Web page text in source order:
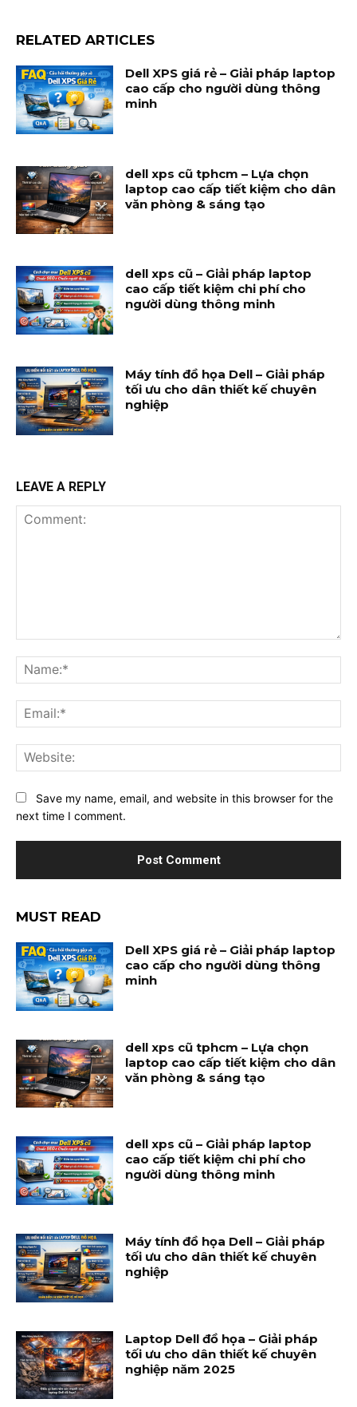
RELATED ARTICLES
Dell XPS giá rẻ – Giải pháp laptop
cao cấp cho người dùng thông
minh
dell xps cũ tphcm – Lựa chọn
laptop cao cấp tiết kiệm cho dân
văn phòng & sáng tạo
dell xps cũ – Giải pháp laptop
cao cấp tiết kiệm chi phí cho
người dùng thông minh
Máy tính đồ họa Dell – Giải pháp
tối ưu cho dân thiết kế chuyên
nghiệp
LEAVE A REPLY
Save my name, email, and website in this browser for the
next time I comment.
MUST READ
Dell XPS giá rẻ – Giải pháp laptop
cao cấp cho người dùng thông
minh
dell xps cũ tphcm – Lựa chọn
laptop cao cấp tiết kiệm cho dân
văn phòng & sáng tạo
dell xps cũ – Giải pháp laptop
cao cấp tiết kiệm chi phí cho
người dùng thông minh
Máy tính đồ họa Dell – Giải pháp
tối ưu cho dân thiết kế chuyên
nghiệp
Laptop Dell đồ họa – Giải pháp
tối ưu cho dân thiết kế chuyên
nghiệp năm 2025